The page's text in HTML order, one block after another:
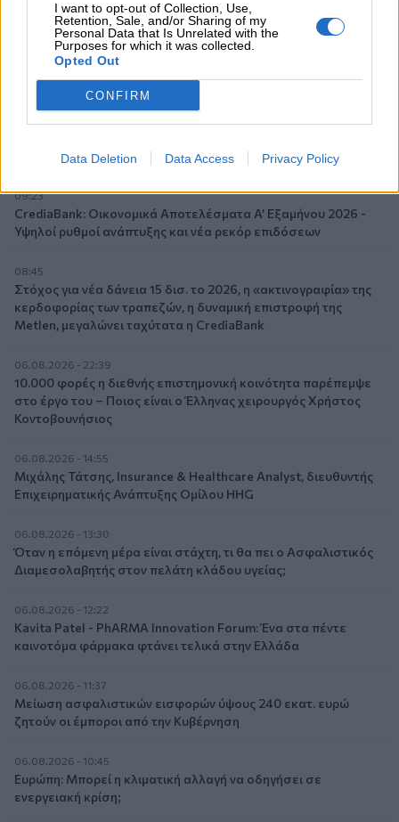
I want to opt-out of Collection, Use,
Retention, Sale, and/or Sharing of my
Personal Data that Is Unrelated with the
Purposes for which it was collected.
Opted Out
CONFIRM
Data Deletion Data Access Privacy Policy
Generali: Αποτελέσματα Α' Εξαμήνου - Εξαιρετική ανάπτυξη
στα Λειτουργικά και Προσαρμοσμένα Καθαρά Αποτελέσματα
με συμβολή από όλες τις επιχειρηματικές δραστηριότητες
ασφαλιστές
09:23
CrediaBank: Οικονομικά Αποτελέσματα A’ Εξαμήνου 2026 -
Υψηλοί ρυθμοί ανάπτυξης και νέα ρεκόρ επιδόσεων
08:45
Στόχος για νέα δάνεια 15 δισ. το 2026, η «ακτινογραφία» της
κερδοφορίας των τραπεζών, η δυναμική επιστροφή της
Metlen, μεγαλώνει ταχύτατα η CrediaBank
06.08.2026 - 22:39
10.000 φορές η διεθνής επιστημονική κοινότητα παρέπεμψε
στο έργο του – Ποιος είναι ο Έλληνας χειρουργός Χρήστος
Κοντοβουνήσιος
06.08.2026 - 14:55
Μιχάλης Τάτσης, Insurance & Healthcare Analyst, διευθυντής
Επιχειρηματικής Ανάπτυξης Ομίλου HHG
06.08.2026 - 13:30
Όταν η επόμενη μέρα είναι στάχτη, τι θα πει ο Ασφαλιστικός
Διαμεσολαβητής στον πελάτη κλάδου υγείας;
06.08.2026 - 12:22
Kavita Patel - PhARMA Innovation Forum: Ένα στα πέντε
καινοτόμα φάρμακα φτάνει τελικά στην Ελλάδα
06.08.2026 - 11:37
Μείωση ασφαλιστικών εισφορών ύψους 240 εκατ. ευρώ
ζητούν οι έμποροι από την Κυβέρνηση
06.08.2026 - 10:45
Ευρώπη: Μπορεί η κλιματική αλλαγή να οδηγήσει σε
ενεργειακή κρίση;